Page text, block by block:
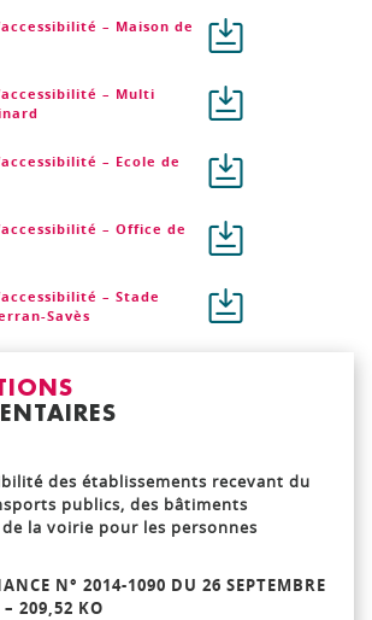
– Maison de
– Multi
– Ecole de
– Office de
– Stade
Savès
des établissements recevant du
publics, des bâtiments
la voirie pour les personnes
N° 2014-1090 DU 26 SEPTEMBRE
– 209,52 KO